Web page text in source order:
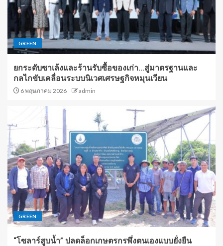
GREEN
ยกระดับซาเล้งและร้านรับซื้อของเก่า…สู่มาตรฐานและ
กลไกขับเคลื่อนระบบนิเวศเศรษฐกิจหมุนเวียน
6 พฤษภาคม 2026 admin
GREEN
“โซลาร์สูบน้ำ” ปลดล็อกเกษตรกรพึ่งตนเองแบบยั่งยืน